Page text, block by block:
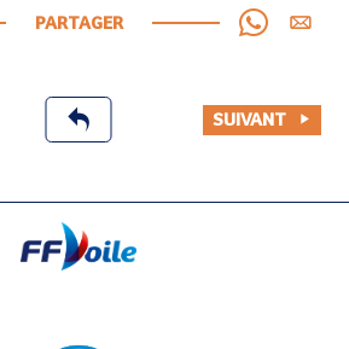
PARTAGER
SUIVANT